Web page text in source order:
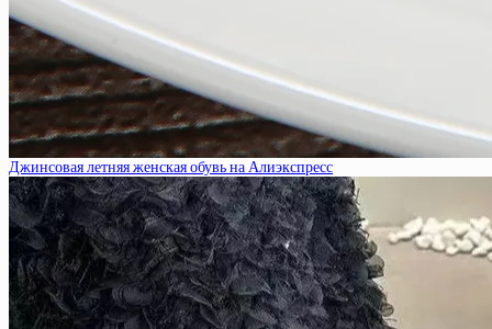
Джинсовая летняя женская обувь на Алиэкспресс